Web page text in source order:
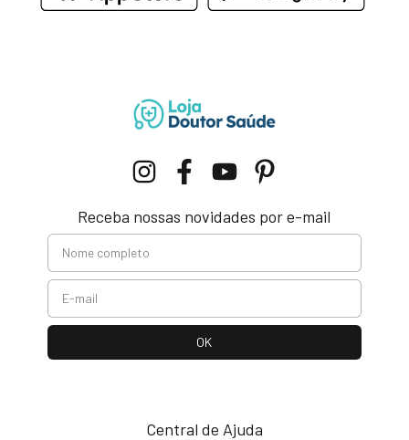
Receba nossas novidades por e-mail
Central de Ajuda